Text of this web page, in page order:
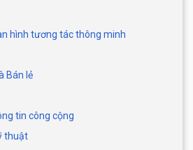
hình tương tác thông minh
Bán lẻ
tin công cộng
thuật